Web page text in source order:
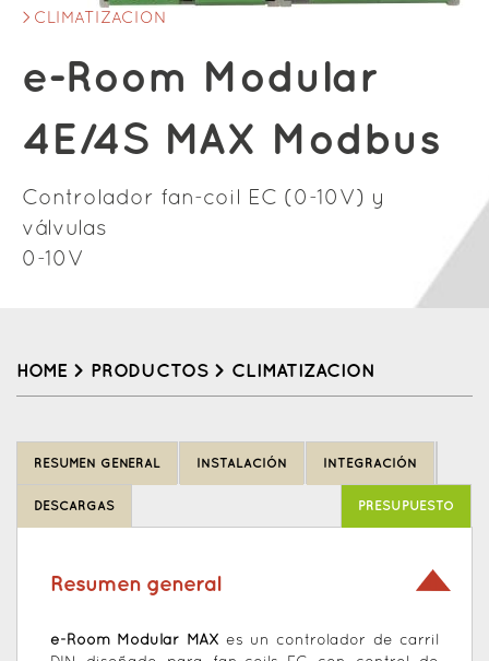
CLIMATIZACION
e-Room Modular
4E/4S MAX Modbus
Controlador fan-coil EC (0-10V) y
válvulas
0-10V
HOME > PRODUCTOS > CLIMATIZACION
RESUMEN GENERAL INSTALACIÓN INTEGRACIÓN
DESCARGAS PRESUPUESTO
Resumen general
e-Room Modular MAX es un controlador de carril